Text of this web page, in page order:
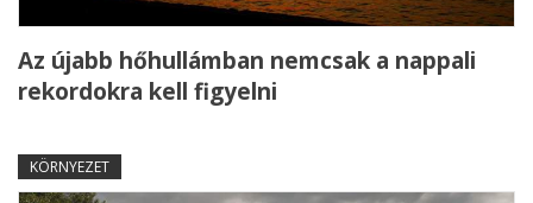
Az újabb hőhullámban nemcsak a nappali
rekordokra kell figyelni
KÖRNYEZET